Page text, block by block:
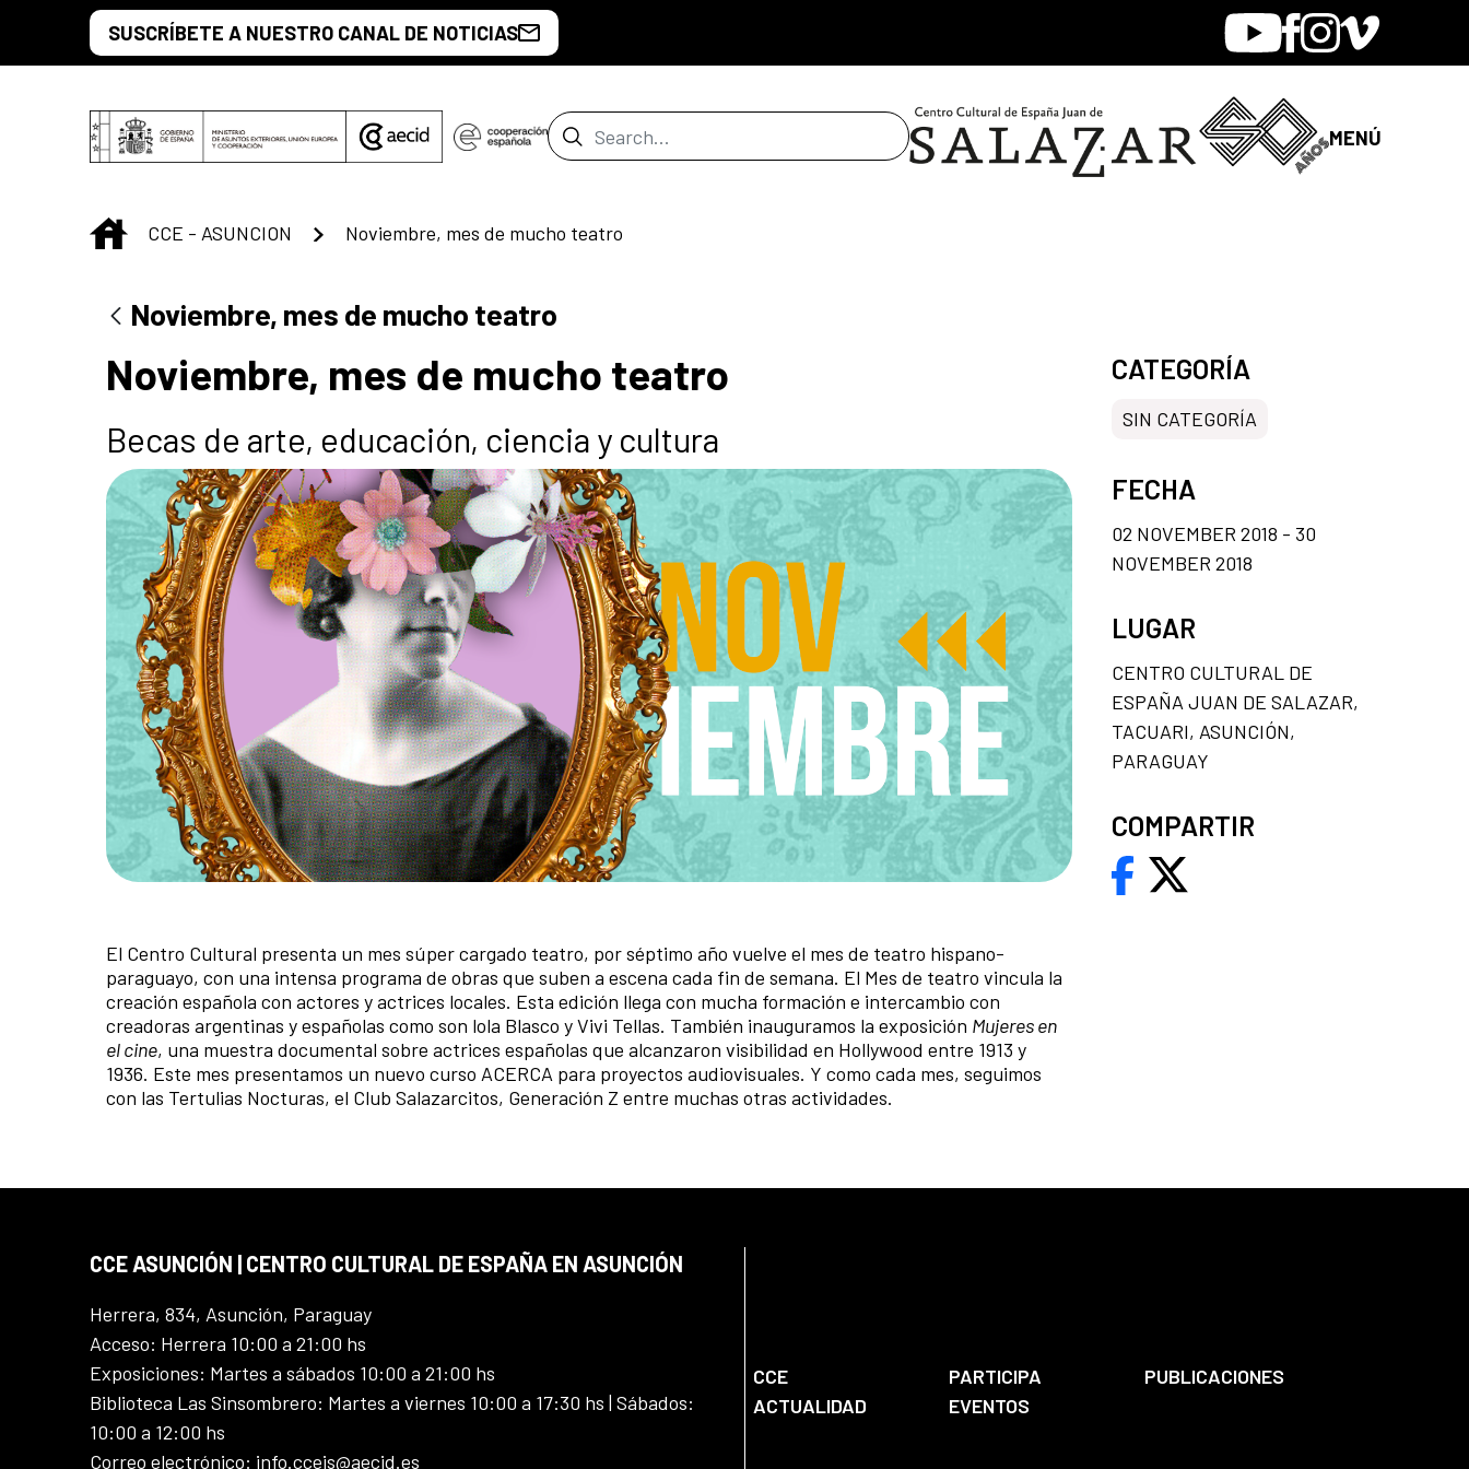
Skip to Main ContentSUSCRÍBETE A NUESTRO CANAL DE NOTICIAS YoutubeFacebook
Instagram
Vimeo
Search Bar MENÚ
INICIO
CCE - ASUNCION Noviembre, mes de mucho teatro
Noviembre, mes de mucho teatro
Noviembre, mes de mucho teatro
Becas de arte, educación, ciencia y cultura
El Centro Cultural presenta un mes súper cargado teatro, por séptimo año vuelve el mes de teatro hispano-
paraguayo, con una intensa programa de obras que suben a escena cada fin de semana. El Mes de teatro vincula la
creación española con actores y actrices locales. Esta edición llega con mucha formación e intercambio con
creadoras argentinas y españolas como son lola Blasco y Vivi Tellas. También inauguramos la exposición Mujeres en
el cine, una muestra documental sobre actrices españolas que alcanzaron visibilidad en Hollywood entre 1913 y
1936. Este mes presentamos un nuevo curso ACERCA para proyectos audiovisuales. Y como cada mes, seguimos
con las Tertulias Nocturas, el Club Salazarcitos, Generación Z entre muchas otras actividades.
CATEGORÍA
SIN CATEGORÍA
FECHA
02 NOVEMBER 2018 - 30
NOVEMBER 2018
LUGAR
CENTRO CULTURAL DE
ESPAÑA JUAN DE SALAZAR,
TACUARI, ASUNCIÓN,
PARAGUAY
COMPARTIR
CCE ASUNCIÓN | CENTRO CULTURAL DE ESPAÑA EN ASUNCIÓN
Herrera, 834, Asunción, Paraguay
Acceso: Herrera 10:00 a 21:00 hs
Exposiciones: Martes a sábados 10:00 a 21:00 hs
Biblioteca Las Sinsombrero: Martes a viernes 10:00 a 17:30 hs | Sábados:
10:00 a 12:00 hs
Correo electrónico: info.ccejs@aecid.es
CCE PARTICIPA
PUBLICACIONES
ACTUALIDAD
EVENTOS